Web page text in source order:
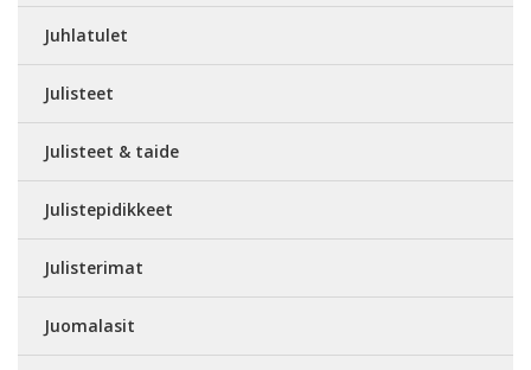
Juhlatulet
Julisteet
Julisteet & taide
Julistepidikkeet
Julisterimat
Juomalasit